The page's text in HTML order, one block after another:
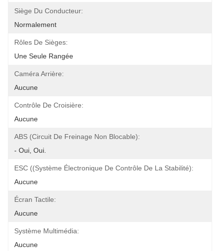
Siège Du Conducteur:
Normalement
Rôles De Sièges:
Une Seule Rangée
Caméra Arrière:
Aucune
Contrôle De Croisière:
Aucune
ABS (circuit De Freinage Non Blocable):
- Oui, Oui.
ESC ((Système Électronique De Contrôle De La Stabilité):
Aucune
Écran Tactile:
Aucune
Système Multimédia:
Aucune